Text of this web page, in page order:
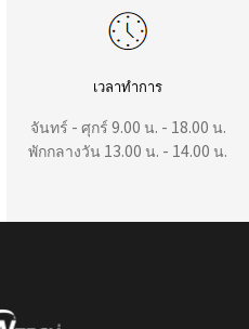
เวลาทำการ
จันทร์ - ศุกร์ 9.00 น. - 18.00 น.
พักกลางวัน 13.00 น. - 14.00 น.